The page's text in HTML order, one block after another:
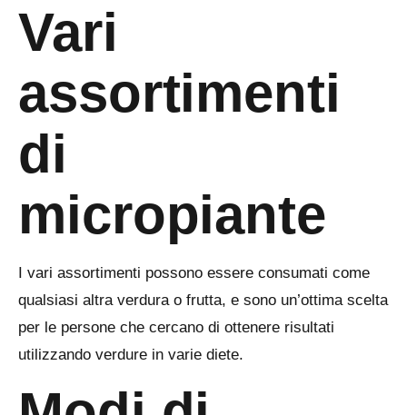
Vari
assortimenti
di
micropiante
I vari assortimenti possono essere consumati come
qualsiasi altra verdura o frutta, e sono un’ottima scelta
per le persone che cercano di ottenere risultati
utilizzando verdure in varie diete.